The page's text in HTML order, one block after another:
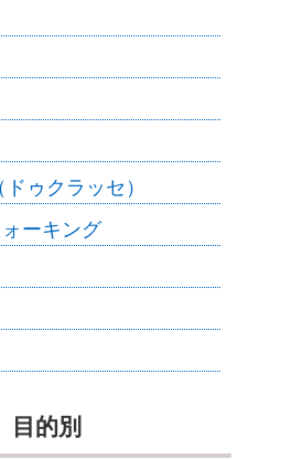
ゥクラッセ）
ーキング
目的別